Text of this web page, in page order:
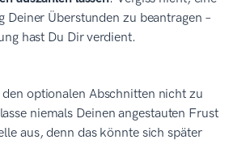
Deiner Überstunden zu beantragen –
hast Du Dir verdient.
den optionalen Abschnitten nicht zu
niemals Deinen angestauten Frust
aus, denn das könnte sich später